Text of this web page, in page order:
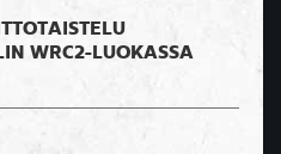
WRC2-LUOKASSA